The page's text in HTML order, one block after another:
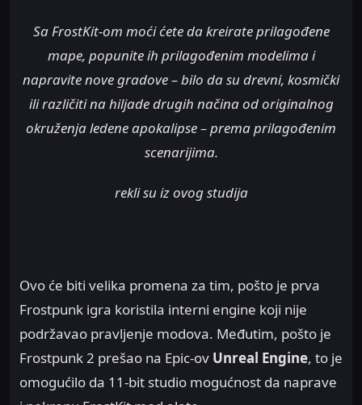
Sa FrostKit-om moći ćete da kreirate prilagođene
mape, popunite ih prilagođenim modelima i
napravite nove gradove – bilo da su drevni, kosmički
ili različiti na hiljade drugih načina od originalnog
okruženja ledene apokalipse – prema prilagođenim
scenarijima.
rekli su iz ovog studija
Ovo će biti velika promena za tim, pošto je prva
Frostpunk igra koristila interni engine koji nije
podržavao pravljenje modova. Međutim, pošto je
Frostpunk 2 prešao na Epic-ov Unreal Engine, to je
omogućilo da 11-bit studio mogućnost da naprave